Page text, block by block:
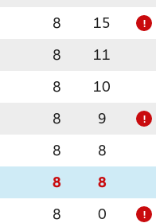
8 15 !
8 11
8 10
8 9 !
8 8
8 8
8 0 !